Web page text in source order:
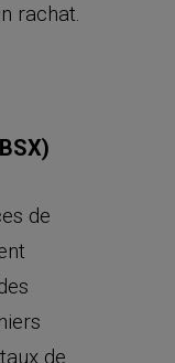
rachat.
de
de